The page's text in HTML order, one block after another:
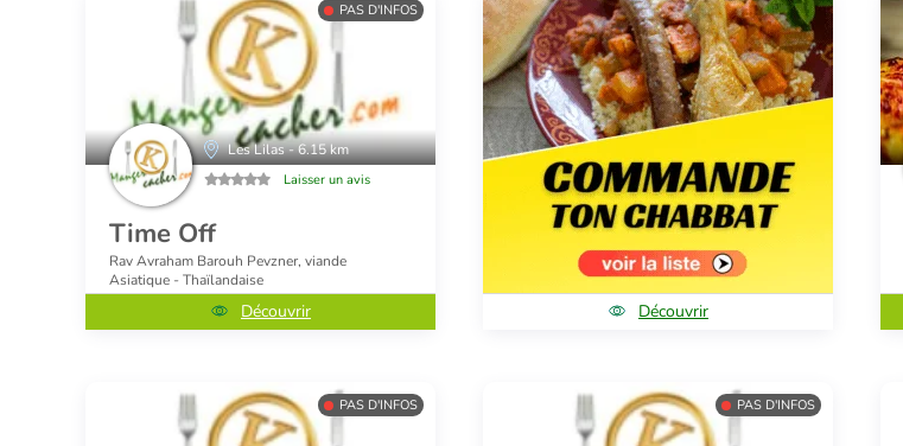
PAS D'INFOS
Les Lilas - 6.15 km
Laisser un avis
Time Off
Rav Avraham Barouh Pevzner, viande
Asiatique - Thaïlandaise
Découvrir Découvrir
PAS D'INFOS PAS D'INFOS